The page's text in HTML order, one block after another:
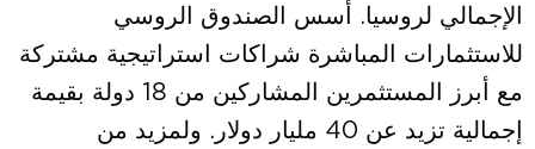
الإجمالي لروسيا. أسس الصندوق الروسي
للاستثمارات المباشرة شراكات استراتيجية مشتركة
مع أبرز المستثمرين المشاركين من 18 دولة بقيمة
إجمالية تزيد عن 40 مليار دولار. ولمزيد من